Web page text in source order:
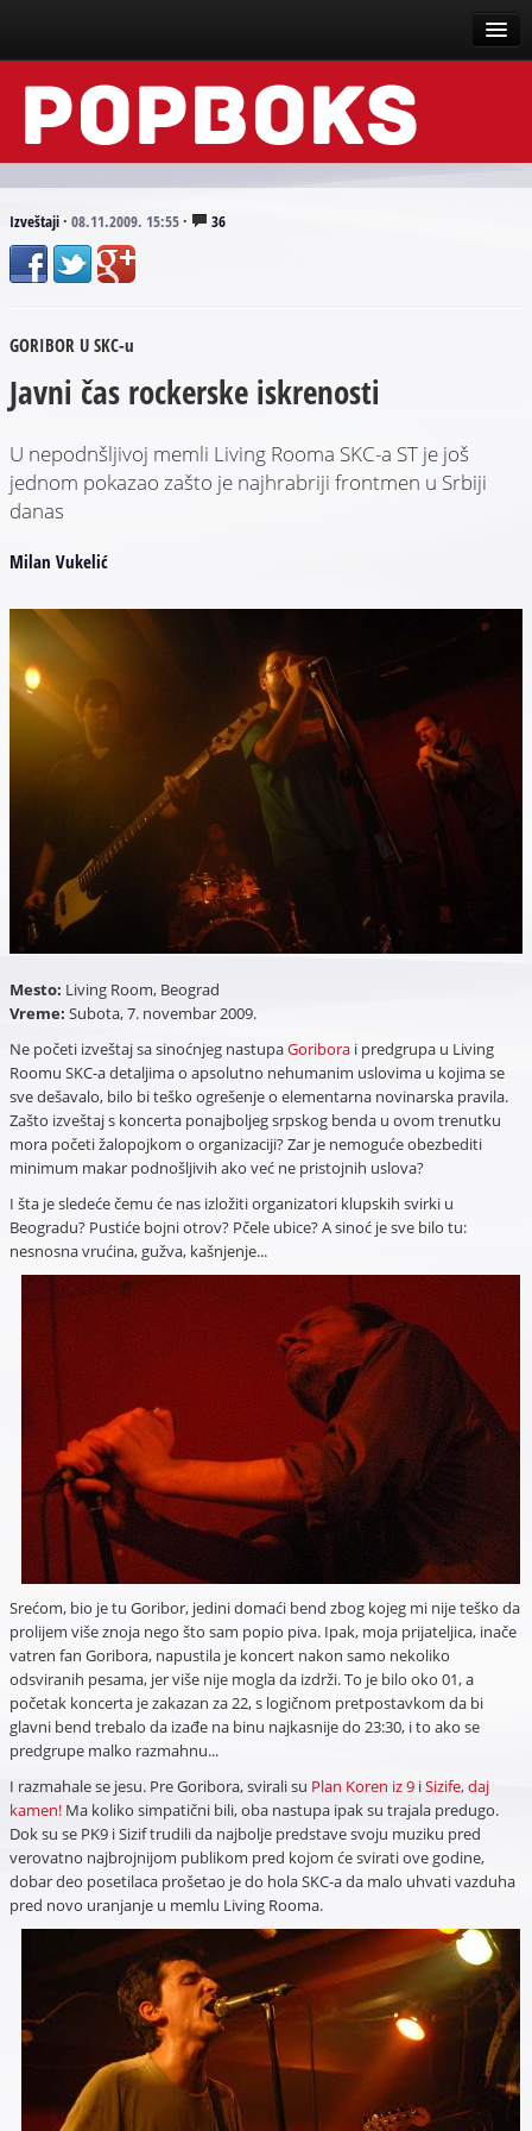
Vesti
Događaji
Tekstovi
Scena
Arhive
Izveštaji· 08.11.2009. 15:55· 36
GORIBOR U SKC-u
Javni čas rockerske iskrenosti
U nepodnšljivoj memli Living Rooma SKC-a ST je još
jednom pokazao zašto je najhrabriji frontmen u Srbiji
danas
Milan Vukelić
Mesto: Living Room, Beograd
Vreme: Subota, 7. novembar 2009.
Ne početi izveštaj sa sinoćnjeg nastupaGoriborai predgrupa u Living
Roomu SKC-a detaljima o apsolutno nehumanim uslovima u kojima se
sve dešavalo, bilo bi teško ogrešenje o elementarna novinarska pravila.
Zašto izveštaj s koncerta ponajboljeg srpskog benda u ovom trenutku
mora početi žalopojkom o organizaciji? Zar je nemoguće obezbediti
minimum makar podnošljivih ako već ne pristojnih uslova?
I šta je sledeće čemu će nas izložiti organizatori klupskih svirki u
Beogradu? Pustiće bojni otrov? Pčele ubice? A sinoć je sve bilo tu:
nesnosna vrućina, gužva, kašnjenje...
Srećom, bio je tu Goribor, jedini domaći bend zbog kojeg mi nije teško da
prolijem više znoja nego što sam popio piva. Ipak, moja prijateljica, inače
vatren fan Goribora, napustila je koncert nakon samo nekoliko
odsviranih pesama, jer više nije mogla da izdrži. To je bilo oko 01, a
početak koncerta je zakazan za 22, s logičnom pretpostavkom da bi
glavni bend trebalo da izađe na binu najkasnije do 23:30, i to ako se
predgrupe malko razmahnu...
I razmahale se jesu. Pre Goribora, svirali su Plan Koren iz 9iSizife, daj
kamen!Ma koliko simpatični bili, oba nastupa ipak su trajala predugo.
Dok su se PK9 i Sizif trudili da najbolje predstave svoju muziku pred
verovatno najbrojnijom publikom pred kojom će svirati ove godine,
dobar deo posetilaca prošetao je do hola SKC-a da malo uhvati vazduha
pred novo uranjanje u memlu Living Rooma.